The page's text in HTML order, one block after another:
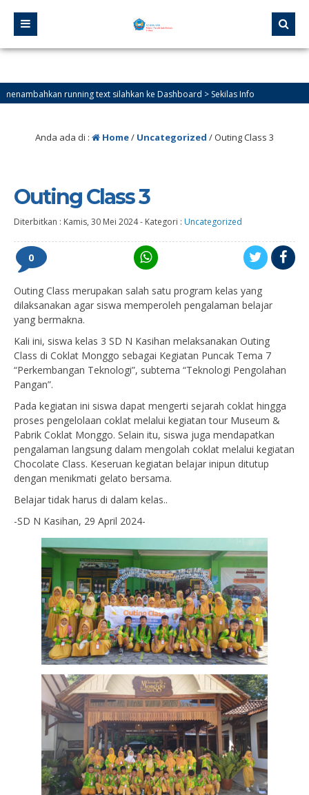
running text silahkan ke Dashboard > Sekilas Info
Anda ada di : Home/ Uncategorized /Outing Class 3
Outing Class 3
Diterbitkan : Kamis, 30 Mei 2024- Kategori : Uncategorized
0
Outing Class merupakan salah satu program kelas yang
dilaksanakan agar siswa memperoleh pengalaman belajar
yang bermakna.
Kali ini, siswa kelas 3 SD N Kasihan melaksanakan Outing
Class di Coklat Monggo sebagai Kegiatan Puncak Tema 7
“Perkembangan Teknologi”, subtema “Teknologi Pengolahan
Pangan”.
Pada kegiatan ini siswa dapat mengerti sejarah coklat hingga
proses pengelolaan coklat melalui kegiatan tour Museum &
Pabrik Coklat Monggo. Selain itu, siswa juga mendapatkan
pengalaman langsung dalam mengolah coklat melalui kegiatan
Chocolate Class. Keseruan kegiatan belajar inipun ditutup
dengan menikmati gelato bersama.
Belajar tidak harus di dalam kelas..
-SD N Kasihan, 29 April 2024-